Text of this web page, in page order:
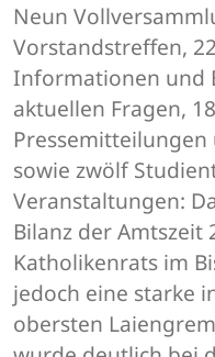
Neun
Vorstandstreffen,
Informationen und
aktuellen Fragen,
sowie zwölf
Veranstaltungen:
Bilanz der Amtszeit
Katholikenrats im
jedoch eine starke
obersten